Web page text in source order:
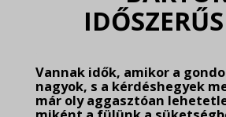
Vannak idők, amikor a
nagyok, s a kérdéshegyek
már oly aggasztóan